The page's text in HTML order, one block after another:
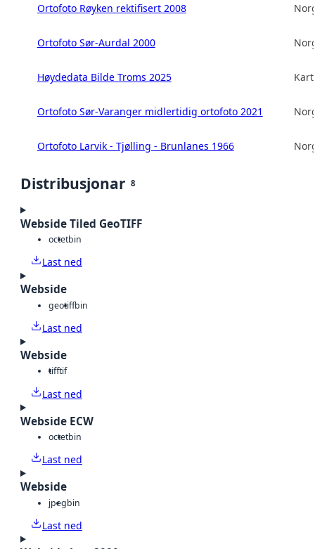
Ortofoto Røyken rektifisert 2008
Ortofoto Sør-Aurdal 2000
Høydedata Bilde Troms 2025
Ortofoto Sør-Varanger midlertidig ortofoto 2021
Ortofoto Larvik - Tjølling - Brunlanes 1966
Distribusjonar 8
Webside Tiled GeoTIFF
octetbin
Last ned
Webside
geotiffbin
Last ned
Webside
tifftif
Last ned
Webside ECW
octetbin
Last ned
Webside
jpegbin
Last ned